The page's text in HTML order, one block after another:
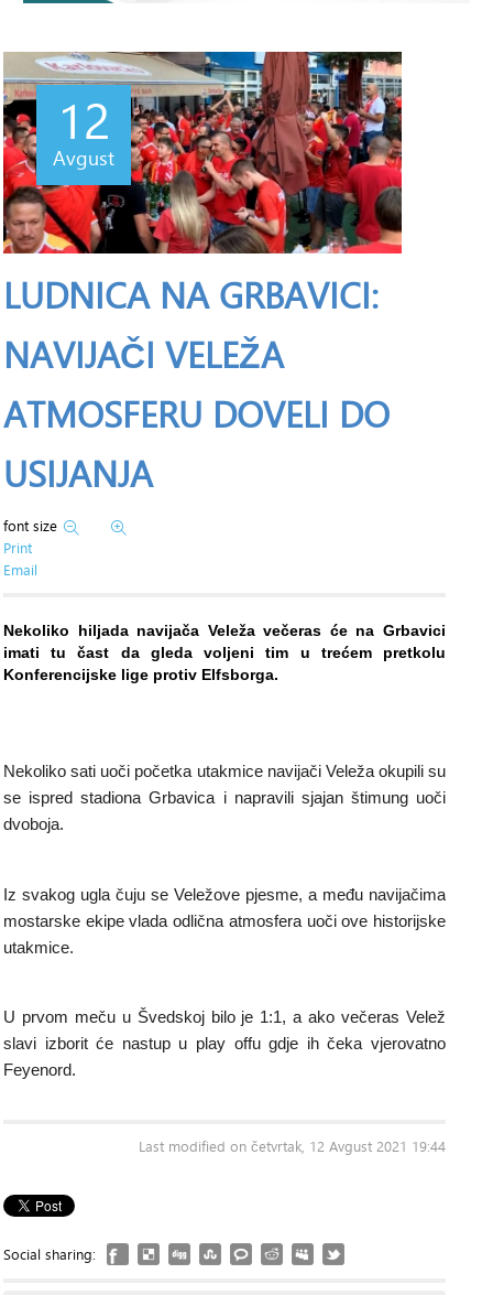
12
Avgust
LUDNICA NA GRBAVICI:
NAVIJAČI VELEŽA
ATMOSFERU DOVELI DO
USIJANJA
font size
Print
Email
Nekoliko hiljada navijača Veleža večeras će na Grbavici
imati tu čast da gleda voljeni tim u trećem pretkolu
Konferencijske lige protiv Elfsborga.
Nekoliko sati uoči početka utakmice navijači Veleža okupili su
se ispred stadiona Grbavica i napravili sjajan štimung uoči
dvoboja.
Iz svakog ugla čuju se Veležove pjesme, a među navijačima
mostarske ekipe vlada odlična atmosfera uoči ove historijske
utakmice.
U prvom meču u Švedskoj bilo je 1:1, a ako večeras Velež
slavi izborit će nastup u play offu gdje ih čeka vjerovatno
Feyenord.
Last modified on četvrtak, 12 Avgust 2021 19:44
Social sharing: